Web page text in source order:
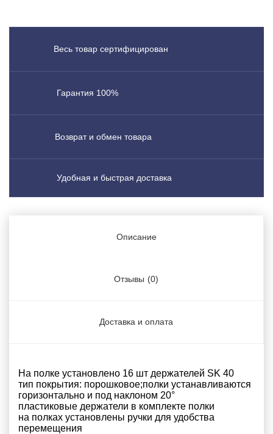
Весь товар сертифицирован
Гарантия 100%
Возврат и обмен товара
Удобная и быстрая доставка
Описание
Отзывы (0)
Доставка и оплата
На полке установлено 16 шт держателей SK 40
тип покрытия: порошковое;полки устанавливаются
горизонтально и под наклоном 20°
пластиковые держатели в комплекте полки
на полках установлены ручки для удобства
перемещения